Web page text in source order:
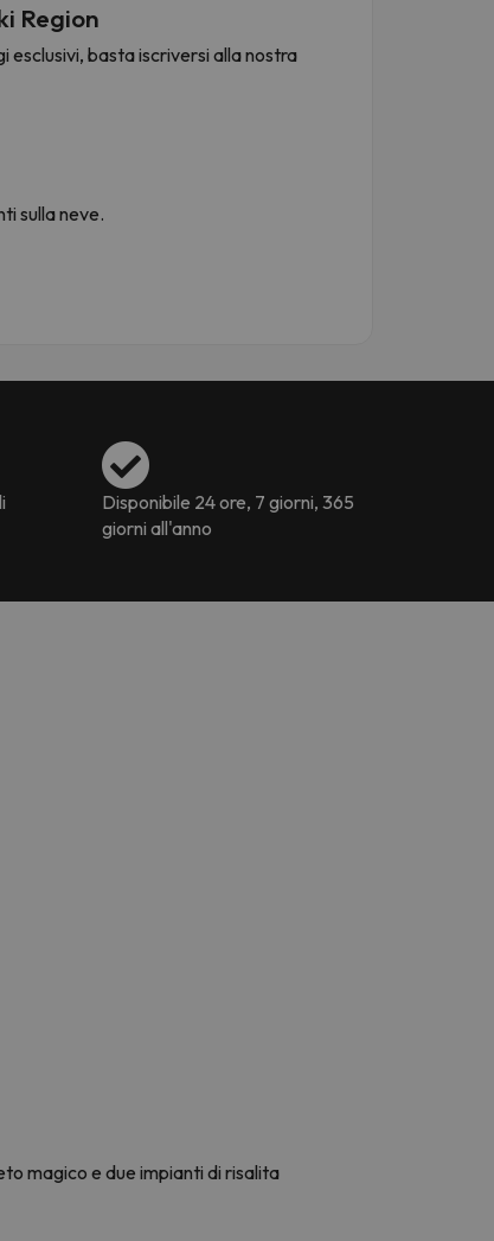
Region
esclusivi, basta iscriversi alla nostra
sulla neve.
Disponibile 24 ore, 7 giorni, 365
giorni all'anno
magico e due impianti di risalita